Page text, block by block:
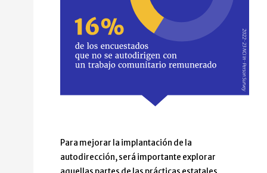
Para mejorar la implantación de la
autodirección, será importante explorar